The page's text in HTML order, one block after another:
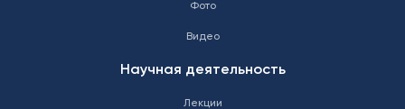
Фото
Видео
Научная деятельность
Лекции